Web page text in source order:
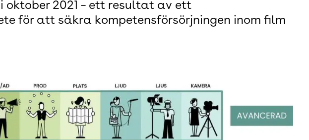
oktober 2021 – ett resultat av ett
för att säkra kompetensförsörjningen inom film